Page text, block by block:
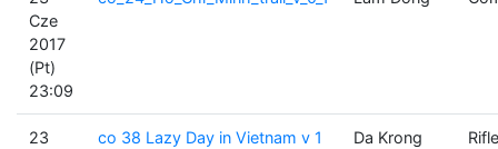
Cze
2017
(Pt)
23:09
23
co 38 Lazy Day in Vietnam v 1
Da Krong